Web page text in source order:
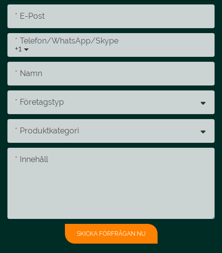
E-Post
+1
Telefon/whatsApp/skype
Namn
Företagstyp
Produktkategori
Innehåll
SKICKA FÖRFRÅGAN NU